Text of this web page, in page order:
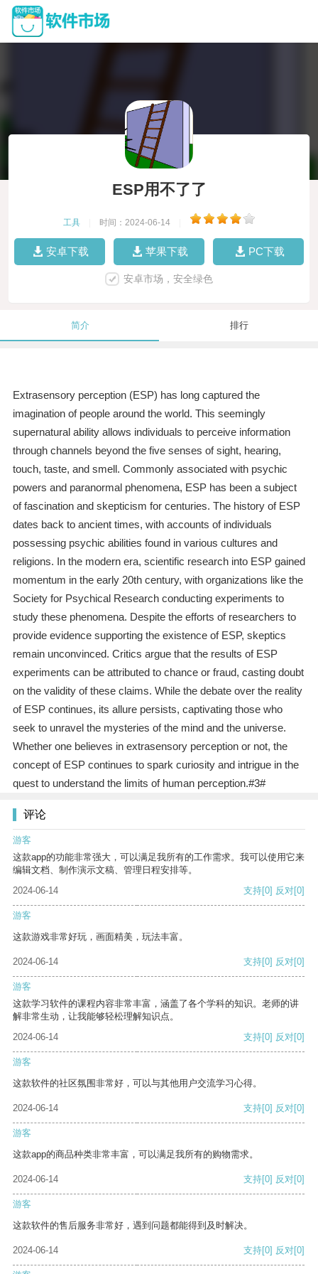
ESP用不了了
工具 时间：2024-06-14
安卓下载 苹果下载 PC下载
安卓市场，安全绿色
简介 排行
Extrasensory perception (ESP) has long captured the
imagination of people around the world. This seemingly
supernatural ability allows individuals to perceive information
through channels beyond the five senses of sight, hearing,
touch, taste, and smell. Commonly associated with psychic
powers and paranormal phenomena, ESP has been a subject
of fascination and skepticism for centuries. The history of ESP
dates back to ancient times, with accounts of individuals
possessing psychic abilities found in various cultures and
religions. In the modern era, scientific research into ESP gained
momentum in the early 20th century, with organizations like the
Society for Psychical Research conducting experiments to
study these phenomena. Despite the efforts of researchers to
provide evidence supporting the existence of ESP, skeptics
remain unconvinced. Critics argue that the results of ESP
experiments can be attributed to chance or fraud, casting doubt
on the validity of these claims. While the debate over the reality
of ESP continues, its allure persists, captivating those who
seek to unravel the mysteries of the mind and the universe.
Whether one believes in extrasensory perception or not, the
concept of ESP continues to spark curiosity and intrigue in the
quest to understand the limits of human perception.#3#
评论
游客
这款app的功能非常强大，可以满足我所有的工作需求。我可以使用它来
编辑文档、制作演示文稿、管理日程安排等。
2024-06-14
支持[0] 反对[0]
游客
这款游戏非常好玩，画面精美，玩法丰富。
2024-06-14 支持[0] 反对[0]
游客
这款学习软件的课程内容非常丰富，涵盖了各个学科的知识。老师的讲
解非常生动，让我能够轻松理解知识点。
2024-06-14
支持[0] 反对[0]
游客
这款软件的社区氛围非常好，可以与其他用户交流学习心得。
2024-06-14 支持[0] 反对[0]
游客
这款app的商品种类非常丰富，可以满足我所有的购物需求。
2024-06-14 支持[0] 反对[0]
游客
这款软件的售后服务非常好，遇到问题都能得到及时解决。
2024-06-14 支持[0] 反对[0]